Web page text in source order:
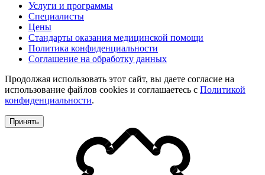
Услуги и программы
Специалисты
Цены
Стандарты оказания медицинской помощи
Политика конфиденциальности
Соглашение на обработку данных
Продолжая использовать этот сайт, вы даете согласие на
использование файлов cookies и соглашаетесь с Политикой
конфиденциальности.
Принять